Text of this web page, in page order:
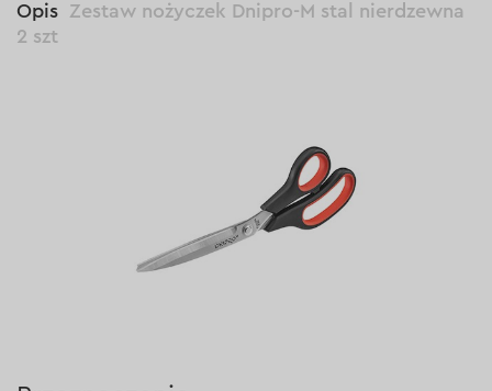
Opis
Zestaw nożyczek Dnipro-M stal nierdzewna
2 szt